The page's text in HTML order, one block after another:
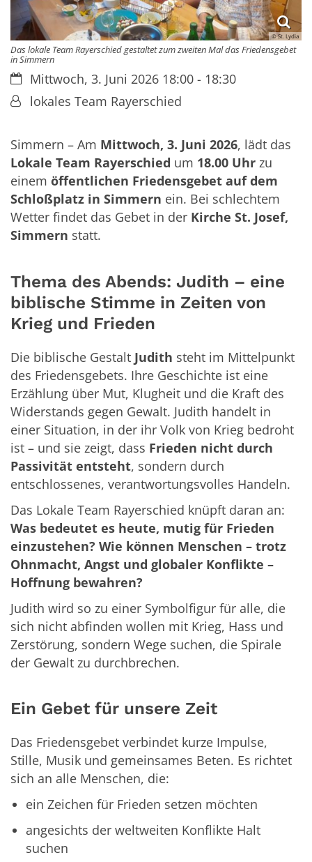
© St. Lydia
Das lokale Team Rayerschied gestaltet zum zweiten Mal das Friedensgebet
in Simmern
Datum:Mittwoch, 3. Juni 2026 18:00 - 18:30
Von:lokales Team Rayerschied
Simmern – Am Mittwoch, 3. Juni 2026, lädt das
Lokale Team Rayerschied um 18.00 Uhr zu
einem öffentlichen Friedensgebet auf dem
Schloßplatz in Simmern ein. Bei schlechtem
Wetter findet das Gebet in der Kirche St. Josef,
Simmern statt.
Thema des Abends: Judith – eine
biblische Stimme in Zeiten von
Krieg und Frieden
Die biblische Gestalt Judith steht im Mittelpunkt
des Friedensgebets. Ihre Geschichte ist eine
Erzählung über Mut, Klugheit und die Kraft des
Widerstands gegen Gewalt. Judith handelt in
einer Situation, in der ihr Volk von Krieg bedroht
ist – und sie zeigt, dass Frieden nicht durch
Passivität entsteht, sondern durch
entschlossenes, verantwortungsvolles Handeln.
Das Lokale Team Rayerschied knüpft daran an:
Was bedeutet es heute, mutig für Frieden
einzustehen? Wie können Menschen – trotz
Ohnmacht, Angst und globaler Konflikte –
Hoffnung bewahren?
Judith wird so zu einer Symbolfigur für alle, die
sich nicht abfinden wollen mit Krieg, Hass und
Zerstörung, sondern Wege suchen, die Spirale
der Gewalt zu durchbrechen.
Ein Gebet für unsere Zeit
Das Friedensgebet verbindet kurze Impulse,
Stille, Musik und gemeinsames Beten. Es richtet
sich an alle Menschen, die:
ein Zeichen für Frieden setzen möchten
angesichts der weltweiten Konflikte Halt
suchen